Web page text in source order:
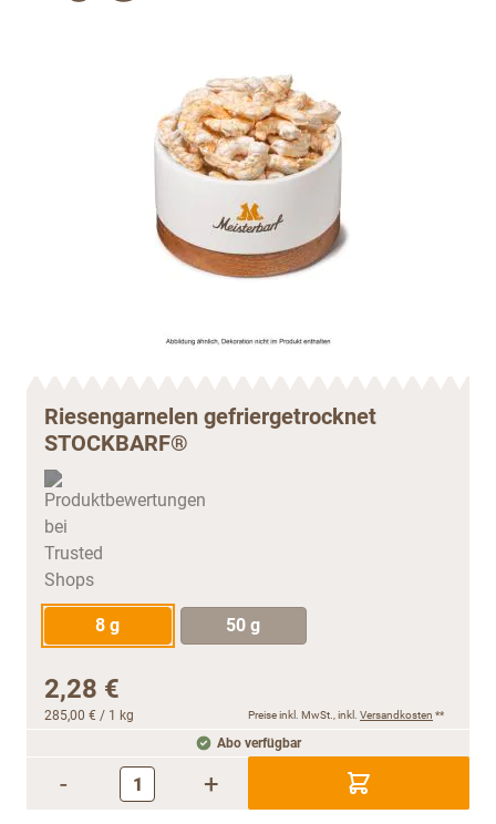
Riesengarnelen gefriergetrocknet
STOCKBARF®
8 g 50 g
2,28 €
285,00 € / 1 kg Preise inkl. MwSt., inkl. Versandkosten **
Abo verfügbar
- +